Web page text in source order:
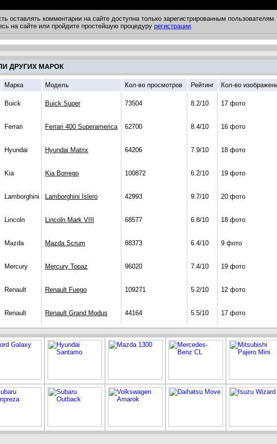
оставлять комментарии на сайте доступна только зарегистрированным пользователям.
на сайте или пройдите простейшую процедуру регистрации.
ДРУГИХ МАРОК
Марка Модель Кол-во просмотров Рейтинг Кол-во
Buick Buick Super 73504 8.2/10 17 фото
Ferrari Ferrari 400 Superamerica 62700 8.4/10 16 фото
Hyundai Hyundai Matrix 64206 7.9/10 18 фото
Kia Kia Borrego 100872 6.2/10 19 фото
Lamborghini Lamborghini Islero 42993 9.7/10 20 фото
Lincoln Lincoln Mark VIII 68577 6.8/10 18 фото
Mazda Mazda Scrum 88373 6.4/10 9 фото
Mercury Mercury Topaz 96020 7.4/10 19 фото
Renault Renault Fuego 109271 5.2/10 12 фото
Renault Renault Grand Modus 44164 5.5/10 17 фото